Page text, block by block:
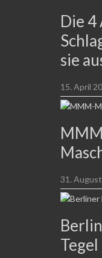
Die
sie
15. April
31.